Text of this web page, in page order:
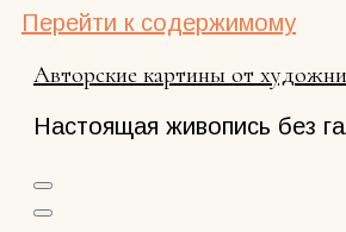
Перейти к содержимому
Авторские картины от
Настоящая живопись без